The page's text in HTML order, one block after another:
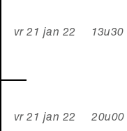
vr 21 jan 22 13u30
vr 21 jan 22 20u00